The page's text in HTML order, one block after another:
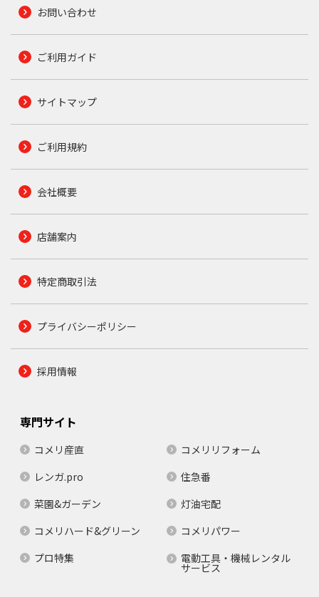
お問い合わせ
ご利用ガイド
サイトマップ
ご利用規約
会社概要
店舗案内
特定商取引法
プライバシーポリシー
採用情報
専門サイト
コメリ産直
コメリリフォーム
レンガ.pro
住急番
菜園&ガーデン
灯油宅配
コメリハード&グリーン
コメリパワー
プロ特集
電動工具・機械レンタル
サービス